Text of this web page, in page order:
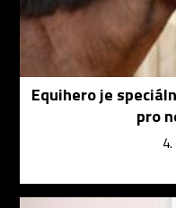
Equihero je
pro